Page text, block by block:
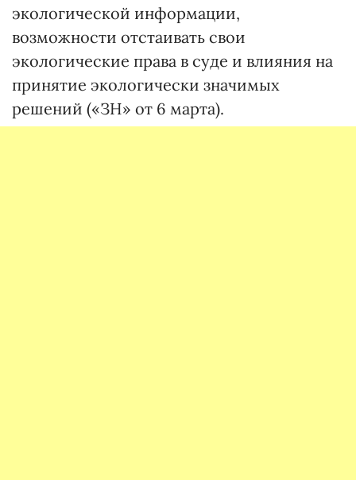
экологической информации,
возможности отстаивать свои
экологические права в суде и влияния на
принятие экологически значимых
решений («ЗН» от 6 марта).